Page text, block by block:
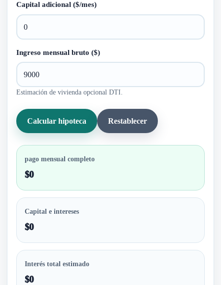
Capital adicional ($/mes)
Ingreso mensual bruto ($)
Estimación de vivienda opcional DTI.
Calcular hipoteca Restablecer
pago mensual completo
$0
Capital e intereses
$0
Interés total estimado
$0